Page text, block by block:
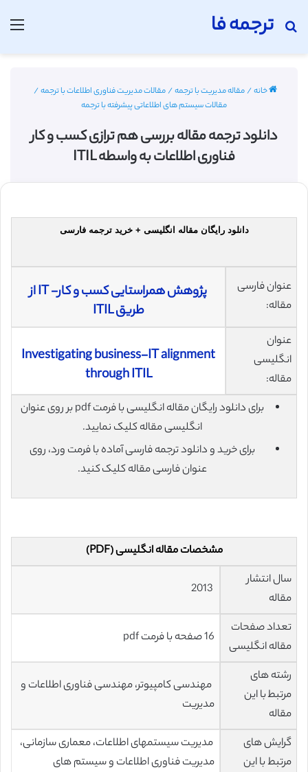
ترجمه فا
جستجو برای
خانه/مقاله مدیریت با ترجمه/مقالات مدیریت فناوری اطلاعات با ترجمه/
مقالات سیستم های اطلاعاتی پیشرفته با ترجمه
دانلود ترجمه مقاله بررسی هم ترازی کسب و کار
فناوری اطلاعات به واسطه ITIL
دانلود رایگان مقاله انگلیسی + خرید ترجمه فارسی
عنوان فارسی
مقاله:
پژوهش همراستایی کسب و کار- IT از
طریق ITIL
عنوان
انگلیسی
مقاله:
Investigating business-IT alignment
through ITIL
برای دانلود رایگان مقاله انگلیسی با فرمت pdf بر روی عنوان
انگلیسی مقاله کلیک نمایید.
برای خرید و دانلود ترجمه فارسی آماده با فرمت ورد، روی
عنوان فارسی مقاله کلیک کنید.
مشخصات مقاله انگلیسی (PDF)
سال انتشار
مقاله
تعداد صفحات
مقاله انگلیسی
16 صفحه با فرمت pdf
رشته های
مرتبط با این
مقاله
مهندسی کامپیوتر، مهندسی فناوری اطلاعات و
مدیریت
گرایش های
مرتبط با این
مدیریت سیستمهای اطلاعات، معماری سازمانی،
مدیریت فناوری اطلاعات و سیستم های